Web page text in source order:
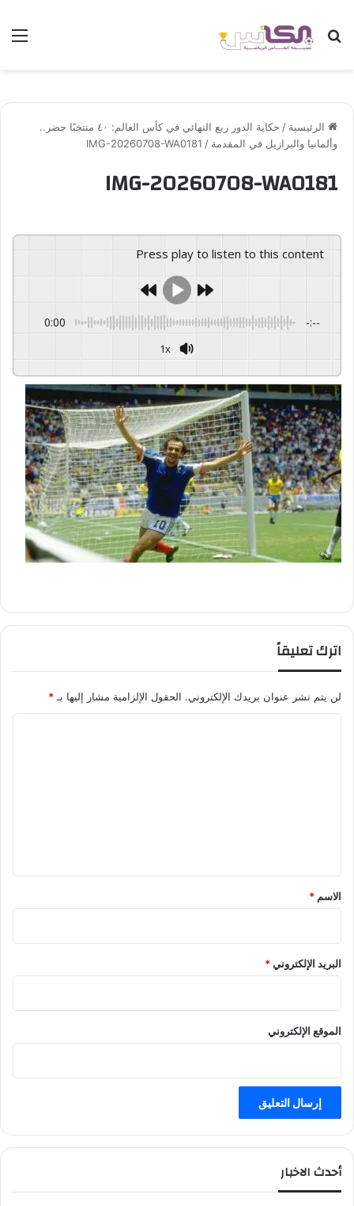
بحث عن
الرئيسية /
حكاية الدور ربع النهائي في كأس العالم: ٤٠ منتخبًا حضر..
وألمانيا والبرازيل في المقدمة /
IMG-20260708-WA0181
IMG-20260708-WA0181
Press play to listen to this content
0:00 -:--
1x
اترك تعليقاً
لن يتم نشر عنوان بريدك الإلكتروني. الحقول الإلزامية مشار إليها بـ *
*
الاسم *
البريد الإلكتروني*
الموقع الإلكتروني
أحدث الاخبار